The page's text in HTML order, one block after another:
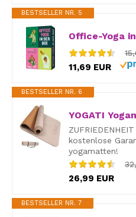
BESTSELLER NR. 5
11,69 EUR
BESTSELLER NR. 6
kostenlose
yogamatten!
26,99 EUR
BESTSELLER NR. 7